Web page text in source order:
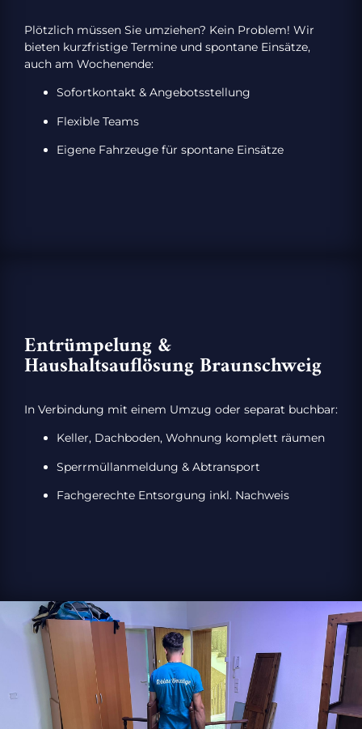
Plötzlich müssen Sie umziehen? Kein Problem! Wir
bieten kurzfristige Termine und spontane Einsätze,
auch am Wochenende:
Sofortkontakt & Angebotsstellung
Flexible Teams
Eigene Fahrzeuge für spontane Einsätze
Entrümpelung &
Haushaltsauflösung Braunschweig
In Verbindung mit einem Umzug oder separat buchbar:
Keller, Dachboden, Wohnung komplett räumen
Sperrmüllanmeldung & Abtransport
Fachgerechte Entsorgung inkl. Nachweis